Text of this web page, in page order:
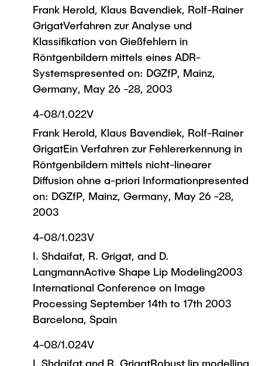
Frank Herold, Klaus Bavendiek, Rolf-Rainer
GrigatVerfahren zur Analyse und
Klassifikation von Gießfehlern in
Röntgenbildern mittels eines ADR-
Systemspresented on: DGZfP, Mainz,
Germany, May 26 -28, 2003
4-08/1.022V
Frank Herold, Klaus Bavendiek, Rolf-Rainer
GrigatEin Verfahren zur Fehlererkennung in
Röntgenbildern mittels nicht-linearer
Diffusion ohne a-priori Informationpresented
on: DGZfP, Mainz, Germany, May 26 -28,
2003
4-08/1.023V
I. Shdaifat, R. Grigat, and D.
LangmannActive Shape Lip Modeling2003
International Conference on Image
Processing September 14th to 17th 2003
Barcelona, Spain
4-08/1.024V
I. Shdaifat and R. GrigatRobust lip modelling